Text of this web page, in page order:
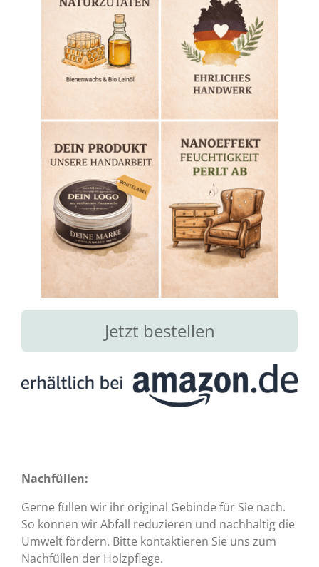
Jetzt bestellen
Nachfüllen:
Gerne füllen wir ihr original Gebinde für Sie nach.
So können wir Abfall reduzieren und nachhaltig die
Umwelt fördern. Bitte kontaktieren Sie uns zum
Nachfüllen der Holzpflege.